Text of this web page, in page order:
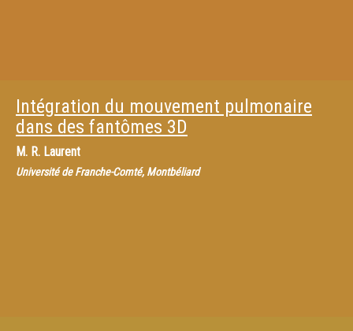
Intégration du mouvement pulmonaire
dans des fantômes 3D
M. R. Laurent
Université de Franche-Comté, Montbéliard